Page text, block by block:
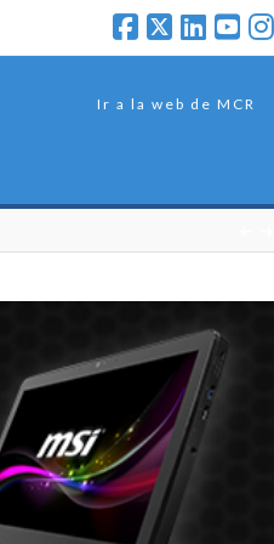
Ir a la web de MCR